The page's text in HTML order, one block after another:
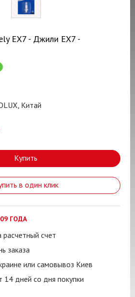
EX7 - Джили ЕХ7 -
Китай
Купить
в один клик
ГОДА
счет
заказа
или самовывоз Киев
дней со дня покупки